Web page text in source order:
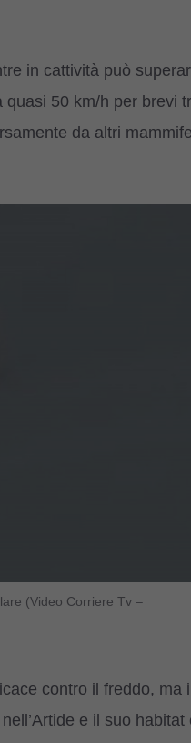
in cattività può
50 km/h per brevi
da altri
(Video Corriere Tv –
contro il freddo, ma
e il suo